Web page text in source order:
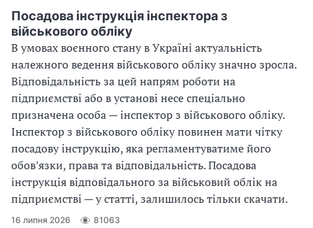
Посадова інструкція інспектора з
військового обліку
В умовах воєнного стану в Україні актуальність
належного ведення військового обліку значно зросла.
Відповідальність за цей напрям роботи на
підприємстві або в установі несе спеціально
призначена особа — інспектор з військового обліку.
Інспектор з військового обліку повинен мати чітку
посадову інструкцію, яка регламентуватиме його
обов’язки, права та відповідальність. Посадова
інструкція відповідального за військовий облік на
підприємстві — у статті, залишилось тільки скачати.
16 липня 2026 81063